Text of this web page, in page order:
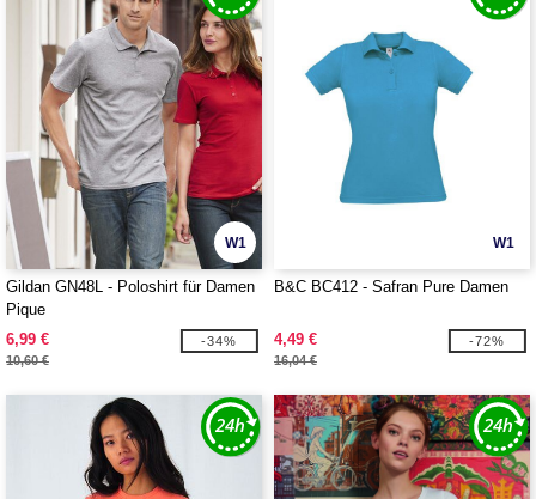
W1
Gildan GN48L - Poloshirt für Damen
Pique
6,99 €
10,60 €
-34%
W1
B&C BC412 - Safran Pure Damen
4,49 €
16,04 €
-72%